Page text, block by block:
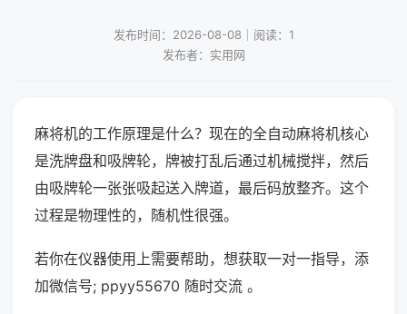
发布时间：2026-08-08｜阅读：1
发布者：实用网
麻将机的工作原理是什么？现在的全自动麻将机核心
是洗牌盘和吸牌轮，牌被打乱后通过机械搅拌，然后
由吸牌轮一张张吸起送入牌道，最后码放整齐。这个
过程是物理性的，随机性很强。
若你在仪器使用上需要帮助，想获取一对一指导，添
加微信号; ppyy55670 随时交流 。